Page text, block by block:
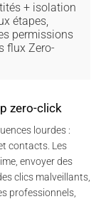
+ isolation
étapes,
permissions
flux Zero-
zero-click
lourdes :
contacts. Les
envoyer des
clics malveillants,
professionnels,